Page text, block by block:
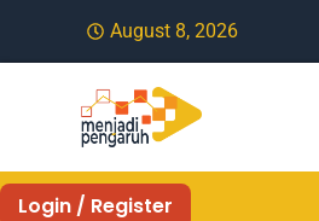
August 8, 2026
Login / Register